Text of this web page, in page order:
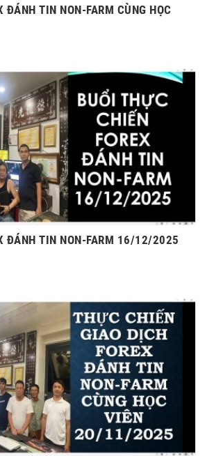
ĐÁNH TIN NON-FARM CÙNG HỌC
ĐÁNH TIN NON-FARM 16/12/2025